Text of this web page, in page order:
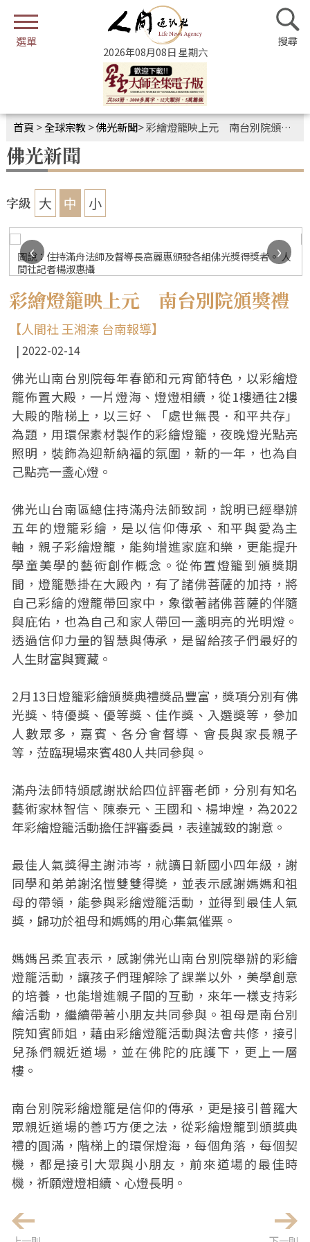
2026年08月08日 星期六
首頁 >全球宗教>佛光新聞>彩繪燈籠映上元 南台別院頒獎禮
佛光新聞
字級 大 中 小
圖說：住持滿舟法師及督導長高麗惠頒發各組佛光獎得獎者。 人
間社記者楊淑惠攝
‹
›
彩繪燈籠映上元 南台別院頒獎禮
【人間社 王湘溱 台南報導】
2022-02-14
佛光山南台別院每年春節和元宵節特色，以彩繪燈
籠佈置大殿，一片燈海、燈燈相續，從1樓通往2樓
大殿的階梯上，以三好、「處世無畏．和平共存」
為題，用環保素材製作的彩繪燈籠，夜晚燈光點亮
照明，裝飾為迎新納福的氛圍，新的一年，也為自
己點亮一盞心燈。
佛光山台南區總住持滿舟法師致詞，說明已經舉辦
五年的燈籠彩繪，是以信仰傳承、和平與愛為主
軸，親子彩繪燈籠，能夠增進家庭和樂，更能提升
學童美學的藝術創作概念。從佈置燈籠到頒獎期
間，燈籠懸掛在大殿內，有了諸佛菩薩的加持，將
自己彩繪的燈籠帶回家中，象徵著諸佛菩薩的伴隨
與庇佑，也為自己和家人帶回一盞明亮的光明燈。
透過信仰力量的智慧與傳承，是留給孩子們最好的
人生財富與寶藏。
2月13日燈籠彩繪頒獎典禮獎品豐富，獎項分別有佛
光獎、特優獎、優等獎、佳作獎、入選奬等，參加
人數眾多，嘉賓、各分會督導、會長與家長親子
等，𦲷臨現場來賓480人共同參與。
滿舟法師特頒感謝狀給四位評審老師，分別有知名
藝術家林智信、陳泰元、王國和、楊坤煌，為2022
年彩繪燈籠活動擔任評審委員，表達誠致的謝意。
最佳人氣獎得主謝沛岑，就讀日新國小四年級，謝
同學和弟弟謝洺愷雙雙得奬，並表示感謝媽媽和祖
母的帶領，能參與彩繪燈籠活動，並得到最佳人氣
獎，歸功於祖母和媽媽的用心集氣催票。
媽媽呂柔宜表示，感謝佛光山南台別院舉辦的彩繪
燈籠活動，讓孩子們理解除了課業以外，美學創意
的培養，也能增進親子間的互動，來年一樣支持彩
繪活動，繼續帶著小朋友共同參與。祖母是南台別
院知賓師姐，藉由彩繪燈籠活動與法會共修，接引
兒孫們親近道場，並在佛陀的庇護下，更上一層
樓。
南台別院彩繪燈籠是信仰的傳承，更是接引普羅大
眾親近道場的善巧方便之法，從彩繪燈籠到頒獎典
禮的圓滿，階梯上的環保燈海，每個角落，每個契
機，都是接引大眾與小朋友，前來道場的最佳時
機，祈願燈燈相續、心燈長明。